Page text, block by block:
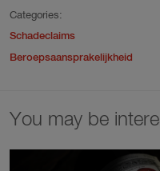
Categories:
Schadeclaims
Beroepsaansprakelijkheid
You may be